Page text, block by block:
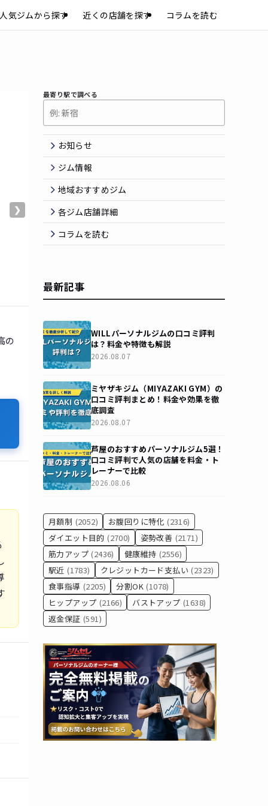
人気ジムから探す 近くの店舗を探す コラムを読む
❯
の
最寄り駅で調べる
お知らせ
ジム情報
地域おすすめジム
各ジム店舗詳細
コラムを読む
最新記事
WILLパーソナルジムの口コミ評判
は？料金や特徴も解説
2026.08.07
ミヤザキジム（MIYAZAKI GYM）の
口コミ評判まとめ！料金や効果を徹
底調査
2026.08.07
芦屋のおすすめパーソナルジム5選！
口コミ評判で人気の店舗を料金・ト
レーナーで比較
2026.08.06
月額制 (2052) お腹回りに特化 (2316)
ダイエット目的 (2700) 姿勢改善 (2171)
筋力アップ (2436) 健康維持 (2556)
駅近 (1783) クレジットカード支払い (2323)
食事指導 (2205) 分割OK (1078)
ヒップアップ (2166) バストアップ (1638)
返金保証 (591)